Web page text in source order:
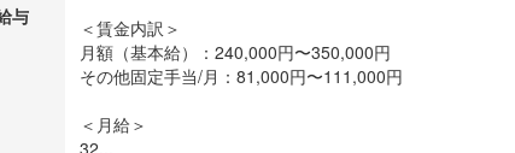
与
＜賃金内訳＞
月額（基本給）：240,000円〜350,000円
その他固定手当/月：81,000円〜111,000円
＜月給＞
32...